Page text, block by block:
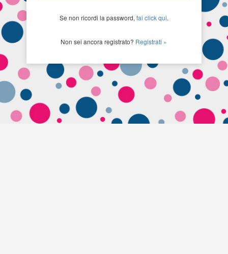
Se non ricordi la password, fai click qui.
Non sei ancora registrato? Registrati »